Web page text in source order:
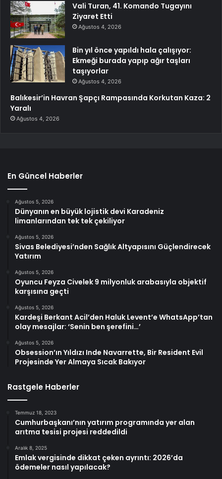
Vali Turan, 41. Komando Tugayını
Ziyaret Etti
Ağustos 4, 2026
Bin yıl önce yapıldı hala çalışıyor:
Ekmeği burada yapıp ağır taşları
taşıyorlar
Ağustos 4, 2026
Balıkesir’in Havran Şapçı Rampasında Korkutan Kaza: 2
Yaralı
Ağustos 4, 2026
En Güncel Haberler
Ağustos 5, 2026
Dünyanın en büyük lojistik devi Karadeniz
limanlarından tek tek çekiliyor
Ağustos 5, 2026
Sivas Belediyesi’nden Sağlık Altyapısını Güçlendirecek
Yatırım
Ağustos 5, 2026
Oyuncu Feyza Civelek 9 milyonluk arabasıyla objektif
karşısına geçti
Ağustos 5, 2026
Kardeşi Berkant Acil’den Haluk Levent’e WhatsApp’tan
olay mesajlar: ‘Senin ben şerefini…’
Ağustos 5, 2026
Obsession’ın Yıldızı Inde Navarrette, Bir Resident Evil
Projesinde Yer Almaya Sıcak Bakıyor
Rastgele Haberler
Temmuz 18, 2023
Cumhurbaşkanı’nın yatırım programında yer alan
arıtma tesisi projesi reddedildi
Aralık 8, 2025
Emlak vergisinde dikkat çeken ayrıntı: 2026’da
ödemeler nasıl yapılacak?